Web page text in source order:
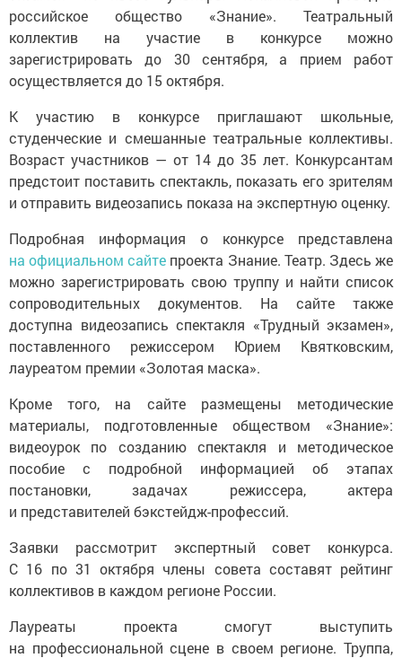
российское общество «Знание». Театральный
коллектив на участие в конкурсе можно
зарегистрировать до 30 сентября, а прием работ
осуществляется до 15 октября.
К участию в конкурсе приглашают школьные,
студенческие и смешанные театральные коллективы.
Возраст участников — от 14 до 35 лет. Конкурсантам
предстоит поставить спектакль, показать его зрителям
и отправить видеозапись показа на экспертную оценку.
Подробная информация о конкурсе представлена
на официальном сайте проекта Знание. Театр. Здесь же
можно зарегистрировать свою труппу и найти список
сопроводительных документов. На сайте также
доступна видеозапись спектакля «Трудный экзамен»,
поставленного режиссером Юрием Квятковским,
лауреатом премии «Золотая маска».
Кроме того, на сайте размещены методические
материалы, подготовленные обществом «Знание»:
видеоурок по созданию спектакля и методическое
пособие с подробной информацией об этапах
постановки, задачах режиссера, актера
и представителей бэкстейдж-профессий.
Заявки рассмотрит экспертный совет конкурса.
С 16 по 31 октября члены совета составят рейтинг
коллективов в каждом регионе России.
Лауреаты проекта смогут выступить
на профессиональной сцене в своем регионе. Труппа,